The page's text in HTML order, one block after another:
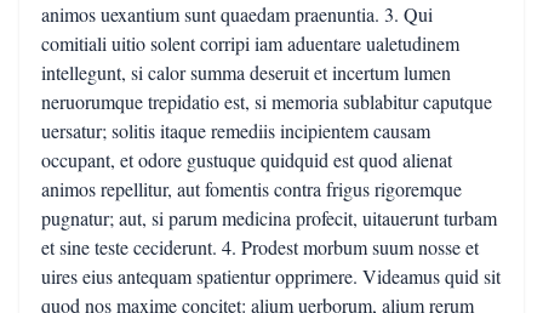
animos uexantium sunt quaedam praenuntia. 3. Qui
comitiali uitio solent corripi iam aduentare ualetudinem
intellegunt, si calor summa deseruit et incertum lumen
neruorumque trepidatio est, si memoria sublabitur caputque
uersatur; solitis itaque remediis incipientem causam
occupant, et odore gustuque quidquid est quod alienat
animos repellitur, aut fomentis contra frigus rigoremque
pugnatur; aut, si parum medicina profecit, uitauerunt turbam
et sine teste ceciderunt. 4. Prodest morbum suum nosse et
uires eius antequam spatientur opprimere. Videamus quid sit
quod nos maxime concitet: alium uerborum, alium rerum